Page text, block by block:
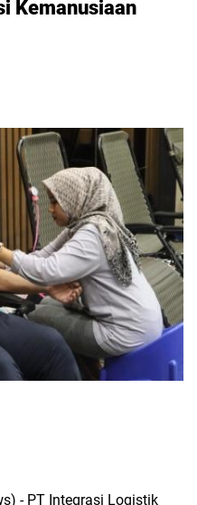
Kemanusiaan
- PT Integrasi Logistik